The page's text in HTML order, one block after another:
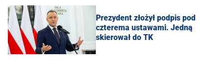
Prezydent złożył podpis pod
czterema ustawami. Jedną
skierował do TK